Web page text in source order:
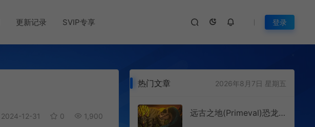
更新记录 SVIP专享 登录
2024-12-31 0 1,900
热门文章 2026年8月7日 星期五
远古之地(Primeval)恐龙生存冒险游戏|下载